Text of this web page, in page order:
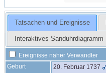
Tatsachen und Ereignisse
Interaktives Sanduhrdiagramm
Ereignisse naher Verwandter
Geburt
20. Februar 1737